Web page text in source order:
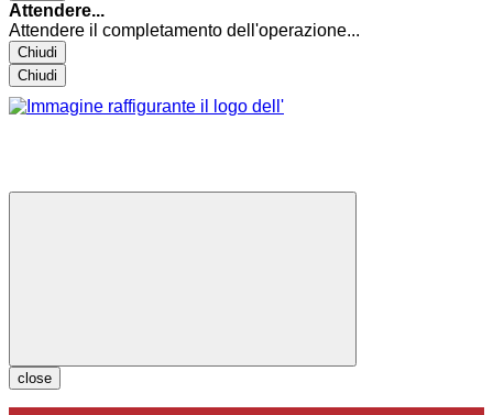
Attendere...
Attendere il completamento dell'operazione...
Chiudi
Chiudi
close